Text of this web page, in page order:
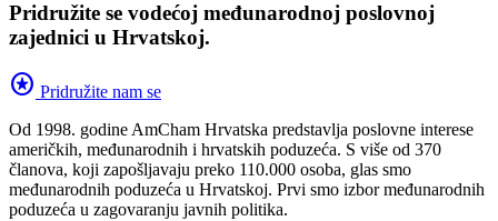
Pridružite se vodećoj međunarodnoj poslovnoj
zajednici u Hrvatskoj.
stars Pridružite nam se
Od 1998. godine AmCham Hrvatska predstavlja poslovne interese
američkih, međunarodnih i hrvatskih poduzeća. S više od 370
članova, koji zapošljavaju preko 110.000 osoba, glas smo
međunarodnih poduzeća u Hrvatskoj. Prvi smo izbor međunarodnih
poduzeća u zagovaranju javnih politika.